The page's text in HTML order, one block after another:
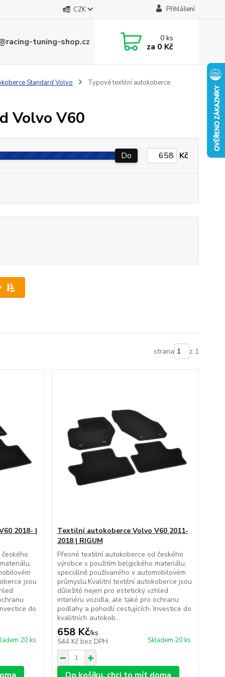
CZK Přihlášení
tuning-shop.cz 0ks
za 0 Kč
Standard Volvo
Typové textilní autokoberce
Volvo V60
Do Kč
strana z 1
2018- |
jsou
do
20 ks
Textilní autokoberce Volvo V60 2011-
2018 | RIGUM
Přesné textilní autokoberce od českého
výrobce s použitím belgického materiálu,
speciálně používaného v automobilovém
průmyslu.Kvalitní textilní autokoberce jsou
důležité nejen pro estetický vzhled
interiéru vozidla, ale také pro ochranu
podlahy a pohodlí cestujících. Investice do
kvalitních autokob...
658 Kč/ks
544 Kč bez DPH Skladem 20 ks